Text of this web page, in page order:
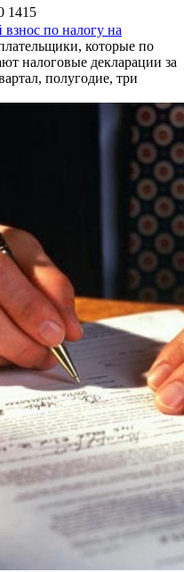
1415
по налогу на
которые по
налоговые декларации за
полугодие, три